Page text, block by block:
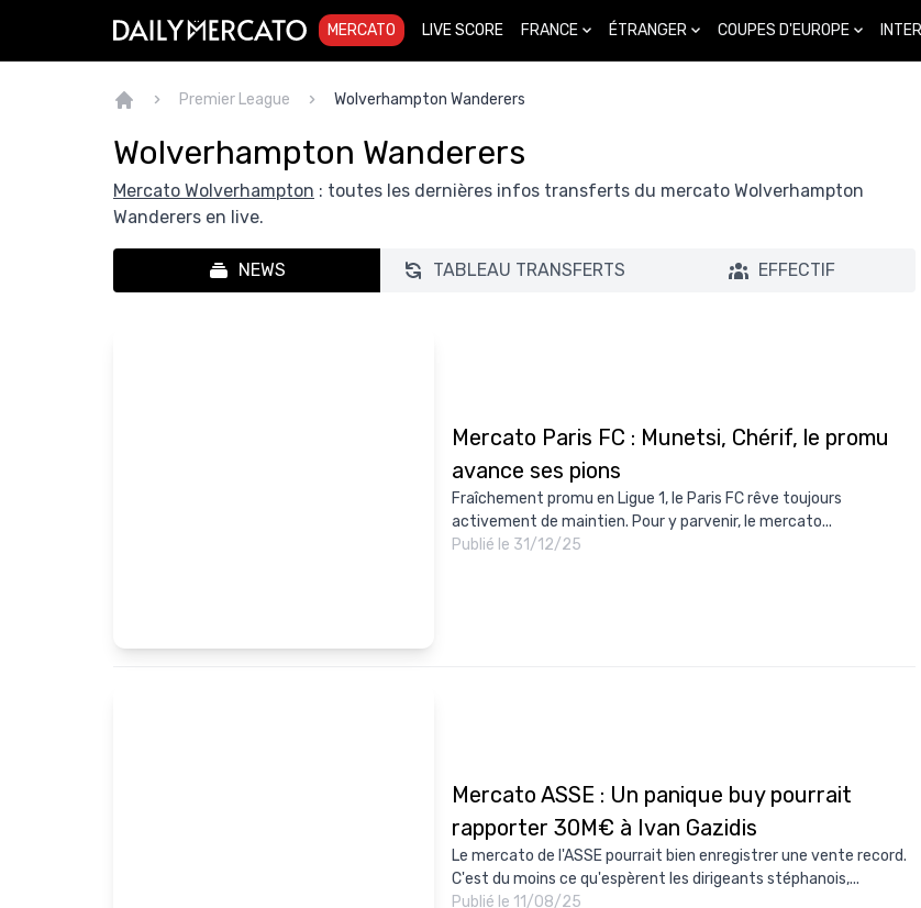
MERCATO LIVE SCORE FRANCE ÉTRANGER COUPES D'EUROPE
Premier League Wolverhampton Wanderers
Wolverhampton Wanderers
Mercato Wolverhampton : toutes les dernières infos transferts du mercato Wolverhampton
Wanderers en live.
NEWS TABLEAU TRANSFERTS EFFECTIF
Mercato Paris FC : Munetsi, Chérif, le promu
avance ses pions
Fraîchement promu en Ligue 1, le Paris FC rêve toujours
activement de maintien. Pour y parvenir, le mercato...
Publié le 31/12/25
Mercato ASSE : Un panique buy pourrait
rapporter 30M€ à Ivan Gazidis
Le mercato de l'ASSE pourrait bien enregistrer une vente record.
C'est du moins ce qu'espèrent les dirigeants stéphanois,...
Publié le 11/08/25